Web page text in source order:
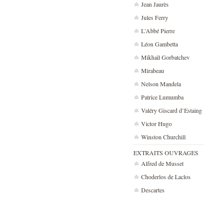
Jean Jaurès
Jules Ferry
L'Abbé Pierre
Léon Gambetta
Mikhaïl Gorbatchev
Mirabeau
Nelson Mandela
Patrice Lumumba
Valéry Giscard d’Estaing
Victor Hugo
Winston Churchill
EXTRAITS OUVRAGES
Alfred de Musset
Choderlos de Laclos
Descartes